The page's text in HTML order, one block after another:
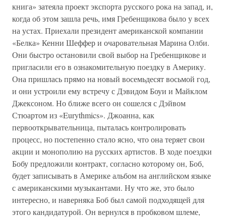
книга» затеяла проект экспорта русского рока на запад, и,
когда об этом зашла речь, имя Гребенщикова было у всех
на устах. Приехали президент американской компании
«Белка» Кенни Шеффер и очаровательная Марина Олби.
Они быстро остановили свой выбор на Гребенщикове и
пригласили его в ознакомительную поездку в Америку.
Она пришлась прямо на новый восемьдесят восьмой год,
и они устроили ему встречу с Дэвидом Боуи и Майклом
Джексоном. Но ближе всего он сошелся с Дэйвом
Стюартом из «Eurythmics». Джоанна, как
первооткрывательница, пыталась контролировать
процесс, но постепенно стало ясно, что она теряет свои
акции и монополию на русских артистов. В ходе поездки
Бобу предложили контракт, согласно которому он, Боб,
будет записывать в Америке альбом на английском языке
с американскими музыкантами. Ну что же, это было
интересно, и наверняка Боб был самой подходящей для
этого кандидатурой. Он вернулся в пробковом шлеме,